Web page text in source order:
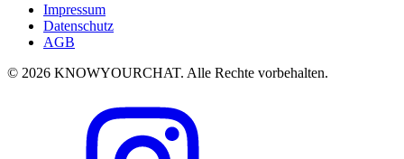
Impressum
Datenschutz
AGB
© 2026 KNOWYOURCHAT. Alle Rechte vorbehalten.